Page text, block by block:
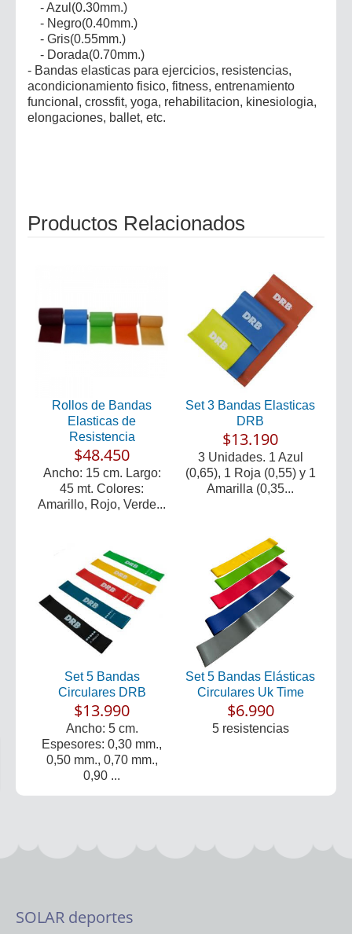
- Azul(0.30mm.)
- Negro(0.40mm.)
- Gris(0.55mm.)
- Dorada(0.70mm.)
- Bandas elasticas para ejercicios, resistencias,
acondicionamiento fisico, fitness, entrenamiento
funcional, crossfit, yoga, rehabilitacion, kinesiologia,
elongaciones, ballet, etc.
Productos Relacionados
Rollos de Bandas
Elasticas de
Resistencia
$48.450
Ancho: 15 cm. Largo:
45 mt. Colores:
Amarillo, Rojo, Verde...
Set 3 Bandas Elasticas
DRB
$13.190
3 Unidades. 1 Azul
(0,65), 1 Roja (0,55) y 1
Amarilla (0,35...
Set 5 Bandas
Circulares DRB
$13.990
Ancho: 5 cm.
Espesores: 0,30 mm.,
0,50 mm., 0,70 mm.,
0,90 ...
Set 5 Bandas Elásticas
Circulares Uk Time
$6.990
5 resistencias
SOLAR deportes